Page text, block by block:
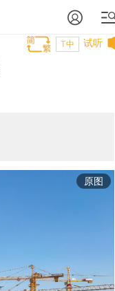
试听
T中
原图